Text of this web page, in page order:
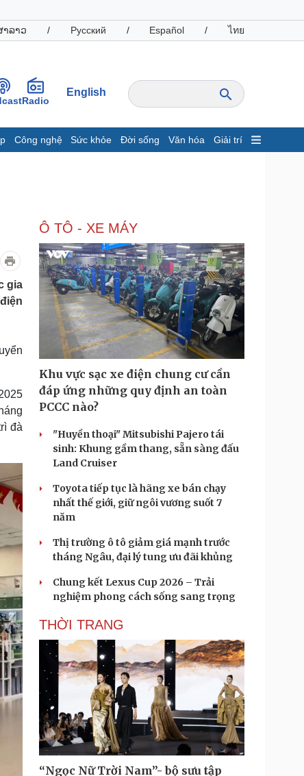
າລາວ / Русский / Español / ไทย
Radio
English
Công nghệ Sức khỏe Đời sống Văn hóa Giải trí
Chứng khoán
Giá cà phê
nghiệp
tin doanh nghiệp
nghiệp 24h
cộng đồng
Công nghệ
Sành điệu
Tin Công nghệ
Trải nghiệm
Chuyển đổi số
vấn
Tour
in
Podcast
Câu chuyện thời sự
Cửa sổ tình yêu
Kể chuyện cho bé
Hạt giống tâm hồn
gia
đà
Ô TÔ - XE MÁY
Khu vực sạc xe điện chung cư cần
đáp ứng những quy định an toàn
PCCC nào?
"Huyền thoại" Mitsubishi Pajero tái
sinh: Khung gầm thang, sẵn sàng đấu
Land Cruiser
Toyota tiếp tục là hãng xe bán chạy
nhất thế giới, giữ ngôi vương suốt 7
năm
Thị trường ô tô giảm giá mạnh trước
tháng Ngâu, đại lý tung ưu đãi khủng
Chung kết Lexus Cup 2026 – Trải
nghiệm phong cách sống sang trọng
THỜI TRANG
“Ngọc Nữ Trời Nam”- bộ sưu tập